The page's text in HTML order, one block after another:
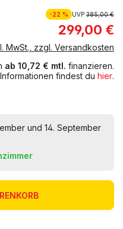
-22 % UVP385,00 €
299,00 €
MwSt., zzgl. Versandkosten
ab 10,72 € mtl. finanzieren.
findest du hier.
und 14. September